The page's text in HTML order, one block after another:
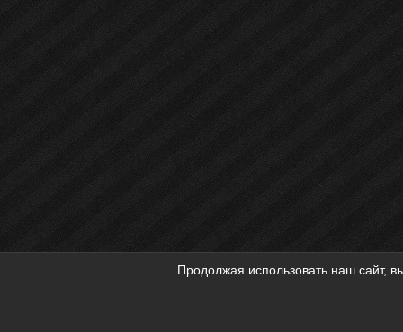
Продолжая использовать наш сайт,